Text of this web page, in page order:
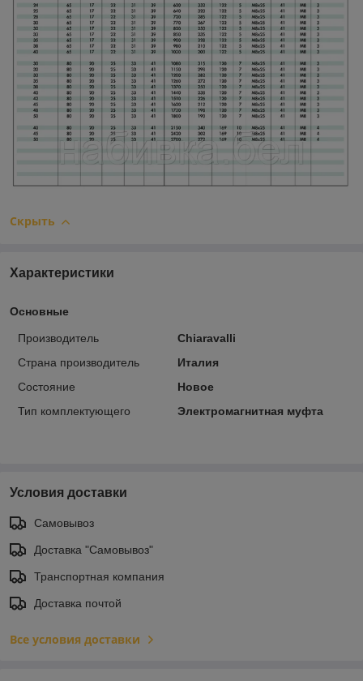
Скрыть
Характеристики
Основные
Производитель
Chiaravalli
Страна производитель
Италия
Состояние
Новое
Тип комплектующего
Электромагнитная муфта
Условия доставки
Самовывоз
Доставка "Самовывоз"
Транспортная компания
Доставка почтой
Все условия доставки